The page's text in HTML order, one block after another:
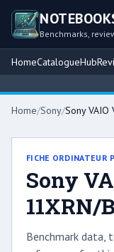
Benchmarks,
HomeCatalogueHub
Home/Sony/Sony VAIO
FICHE ORDINATEUR
Sony
11XRN/B
Benchmark data,